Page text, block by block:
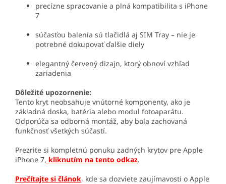
precízne spracovanie a plná kompatibilita s iPhone
7
súčasťou balenia sú tlačidlá aj SIM Tray – nie je
potrebné dokupovať ďalšie diely
elegantný červený dizajn, ktorý obnoví vzhľad
zariadenia
Dôležité upozornenie:
Tento kryt neobsahuje vnútorné komponenty, ako je
základná doska, batéria alebo modul fotoaparátu.
Odporúča sa odborná montáž, aby bola zachovaná
funkčnosť všetkých súčastí.
Prezrite si kompletnú ponuku zadných krytov pre Apple
iPhone 7, kliknutím na tento odkaz.
Prečítajte si článok, kde sa dozviete zaujímavosti o Apple